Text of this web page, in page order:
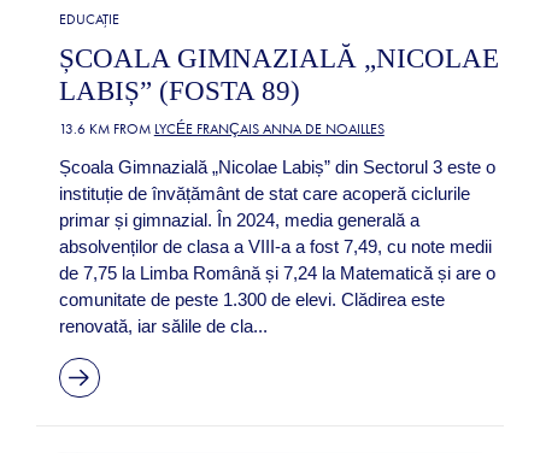
EDUCAȚIE
ȘCOALA GIMNAZIALĂ „NICOLAE
LABIȘ” (FOSTA 89)
13.6 KM FROM LYCÉE FRANÇAIS ANNA DE NOAILLES
Școala Gimnazială „Nicolae Labiș” din Sectorul 3 este o
instituție de învățământ de stat care acoperă ciclurile
primar și gimnazial. În 2024, media generală a
absolvenților de clasa a VIII-a a fost 7,49, cu note medii
de 7,75 la Limba Română și 7,24 la Matematică și are o
comunitate de peste 1.300 de elevi. Clădirea este
renovată, iar sălile de cla...